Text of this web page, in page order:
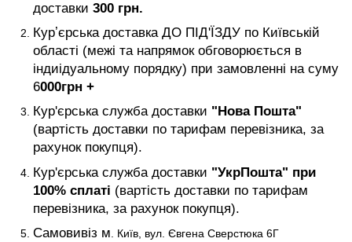
доставки 300 грн.
Курʼєрська доставка ДО ПІД'ЇЗДУ по Київській
області (межі та напрямок обговорюється в
індиідуальному порядку) при замовленні на суму
6000грн +
Кур'єрська служба доставки "Нова Пошта"
(вартість доставки по тарифам перевізника, за
рахунок покупця).
Кур'єрська служба доставки "УкрПошта" при
100% сплаті (вартість доставки по тарифам
перевізника, за рахунок покупця).
Самовивіз м . Київ, вул. Євгена Сверстюка 6Г